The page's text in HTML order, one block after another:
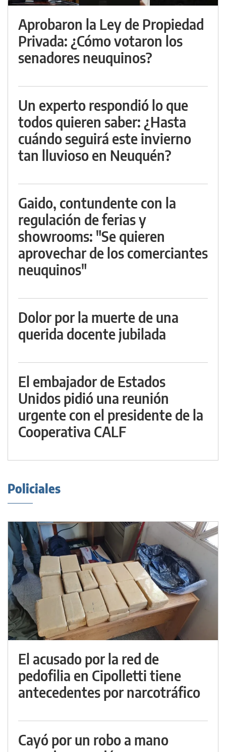
Aprobaron la Ley de Propiedad
Privada: ¿Cómo votaron los
senadores neuquinos?
Un experto respondió lo que
todos quieren saber: ¿Hasta
cuándo seguirá este invierno
tan lluvioso en Neuquén?
Gaido, contundente con la
regulación de ferias y
showrooms: "Se quieren
aprovechar de los comerciantes
neuquinos"
Dolor por la muerte de una
querida docente jubilada
El embajador de Estados
Unidos pidió una reunión
urgente con el presidente de la
Cooperativa CALF
Policiales
El acusado por la red de
pedofilia en Cipolletti tiene
antecedentes por narcotráfico
Cayó por un robo a mano